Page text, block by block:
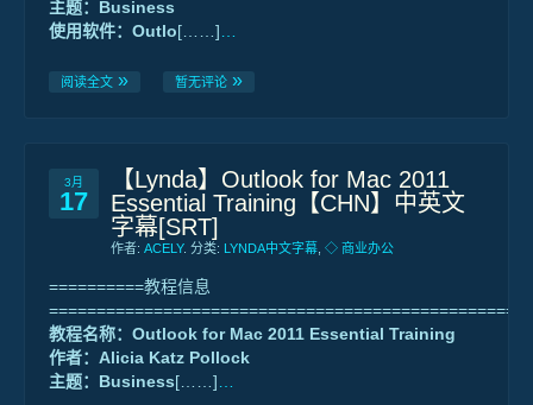
主题：Business
使用软件：Outlo[……]
阅读全文 暂无评论
3月
17
【Lynda】Outlook for Mac 2011
Essential Training【CHN】中英文
字幕[SRT]
作者: ACELY. 分类: LYNDA中文字幕 ◇ 商业办公
==========教程信息
教程名称：Outlook for Mac 2011 Essential Training
作者：Alicia Katz Pollock
主题：Business[……]